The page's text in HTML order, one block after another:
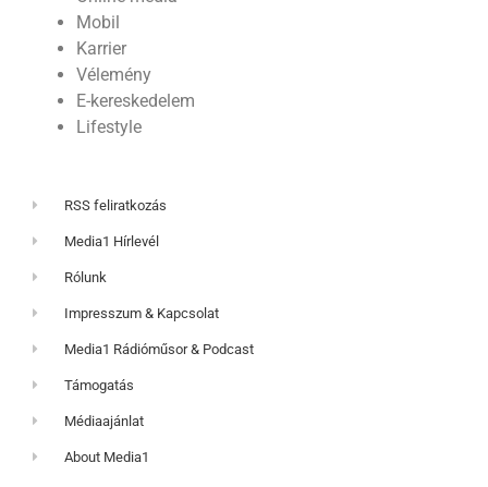
Mobil
Karrier
Vélemény
E-kereskedelem
Lifestyle
RSS feliratkozás
Media1 Hírlevél
Rólunk
Impresszum & Kapcsolat
Media1 Rádióműsor & Podcast
Támogatás
Médiaajánlat
About Media1